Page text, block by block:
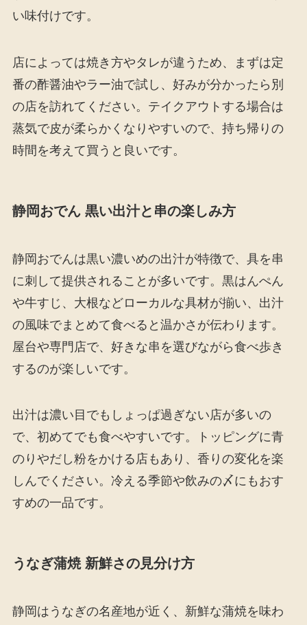
い味付けです。
店によっては焼き方やタレが違うため、まずは定
番の酢醤油やラー油で試し、好みが分かったら別
の店を訪れてください。テイクアウトする場合は
蒸気で皮が柔らかくなりやすいので、持ち帰りの
時間を考えて買うと良いです。
静岡おでん 黒い出汁と串の楽しみ方
静岡おでんは黒い濃いめの出汁が特徴で、具を串
に刺して提供されることが多いです。黒はんぺん
や牛すじ、大根などローカルな具材が揃い、出汁
の風味でまとめて食べると温かさが伝わります。
屋台や専門店で、好きな串を選びながら食べ歩き
するのが楽しいです。
出汁は濃い目でもしょっぱ過ぎない店が多いの
で、初めてでも食べやすいです。トッピングに青
のりやだし粉をかける店もあり、香りの変化を楽
しんでください。冷える季節や飲みの〆にもおす
すめの一品です。
うなぎ蒲焼 新鮮さの見分け方
静岡はうなぎの名産地が近く、新鮮な蒲焼を味わ